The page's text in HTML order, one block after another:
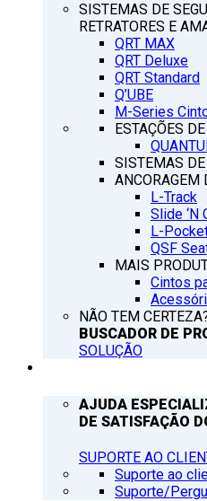
SISTEMAS DE
RETRATORES E
QRT MAX
QRT Deluxe
QRT Standard
Q’UBE
M-Series
ESTAÇÕES
SISTEMAS
ANCORAGEM
L-Track
Slide ‘N
L-
QSF
MAIS
Cintos
NÃO TEM
BUSCADOR DE
SOLUÇÃO
AJUDA
DE SATISFAÇÃO
SUPORTE AO
Suporte ao
Suporte/